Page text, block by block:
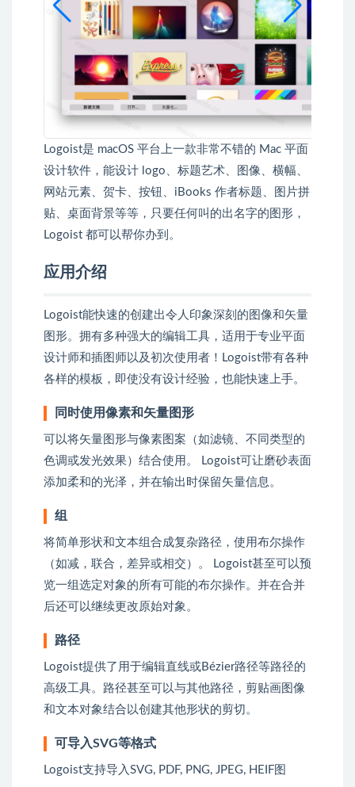
Logoist是 macOS 平台上一款非常不错的 Mac 平面
设计软件，能设计 logo、标题艺术、图像、横幅、
网站元素、贺卡、按钮、iBooks 作者标题、图片拼
贴、桌面背景等等，只要任何叫的出名字的图形，
Logoist 都可以帮你办到。
应用介绍
Logoist能快速的创建出令人印象深刻的图像和矢量
图形。拥有多种强大的编辑工具，适用于专业平面
设计师和插图师以及初次使用者！Logoist带有各种
各样的模板，即使没有设计经验，也能快速上手。
同时使用像素和矢量图形
可以将矢量图形与像素图案（如滤镜、不同类型的
色调或发光效果）结合使用。 Logoist可让磨砂表面
添加柔和的光泽，并在输出时保留矢量信息。
组
将简单形状和文本组合成复杂路径，使用布尔操作
（如减，联合，差异或相交）。 Logoist甚至可以预
览一组选定对象的所有可能的布尔操作。并在合并
后还可以继续更改原始对象。
路径
Logoist提供了用于编辑直线或Bézier路径等路径的
高级工具。路径甚至可以与其他路径，剪贴画图像
和文本对象结合以创建其他形状的剪切。
可导入SVG等格式
Logoist支持导入SVG, PDF, PNG, JPEG, HEIF图